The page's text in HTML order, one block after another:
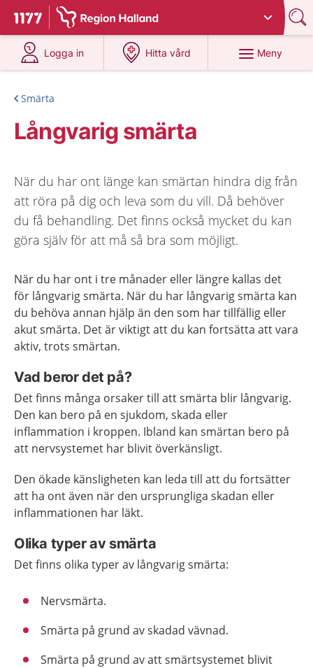
Till startsidan för 1177
Du har valt region Halland
Logga in
på 1177.se
Hitta vård
på 1177.se
Meny
Smärta
Långvarig smärta
När du har ont länge kan smärtan hindra dig från
att röra på dig och leva som du vill. Då behöver
du få behandling. Det finns också mycket du kan
göra själv för att må så bra som möjligt.
När du har ont i tre månader eller längre kallas det
för långvarig smärta. När du har långvarig smärta kan
du behöva annan hjälp än den som har tillfällig eller
akut smärta. Det är viktigt att du kan fortsätta att vara
aktiv, trots smärtan.
Vad beror det på?
Det finns många orsaker till att smärta blir långvarig.
Den kan bero på en sjukdom, skada eller
inflammation i kroppen. Ibland kan smärtan bero på
att nervsystemet har blivit överkänsligt.
Den ökade känsligheten kan leda till att du fortsätter
att ha ont även när den ursprungliga skadan eller
inflammationen har läkt.
Olika typer av smärta
Det finns olika typer av långvarig smärta:
Nervsmärta.
Smärta på grund av skadad vävnad.
Smärta på grund av att smärtsystemet blivit